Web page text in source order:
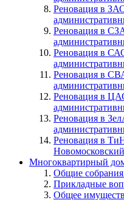
Реновация в
Реновация в
Реновация в
Реновация в
Реновация в
Реновация в
Реновация в
Многоквартирный
Общие
Прикладные
Общее